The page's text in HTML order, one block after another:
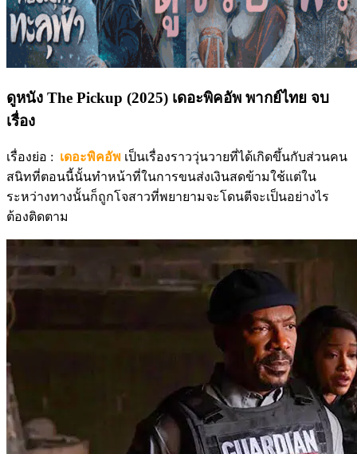
ดูหนัง The Pickup (2025) เดอะพิคอัพ พากย์ไทย จบ
เรื่อง
เรื่องย่อ : เดอะพิคอัพ เป็นเรื่องราววุ่นวายที่ได้เกิดขึ้นกับส่วนคน
สนิทที่ตอนนี้นั้นทำหน้าที่ในการขนส่งเงินสดข้ามใช้แต่ใน
ระหว่างทางนั้นก็ถูกโจสาวที่พยายามจะโดนตีจะเป็นอย่างไร
ต้องติดตาม